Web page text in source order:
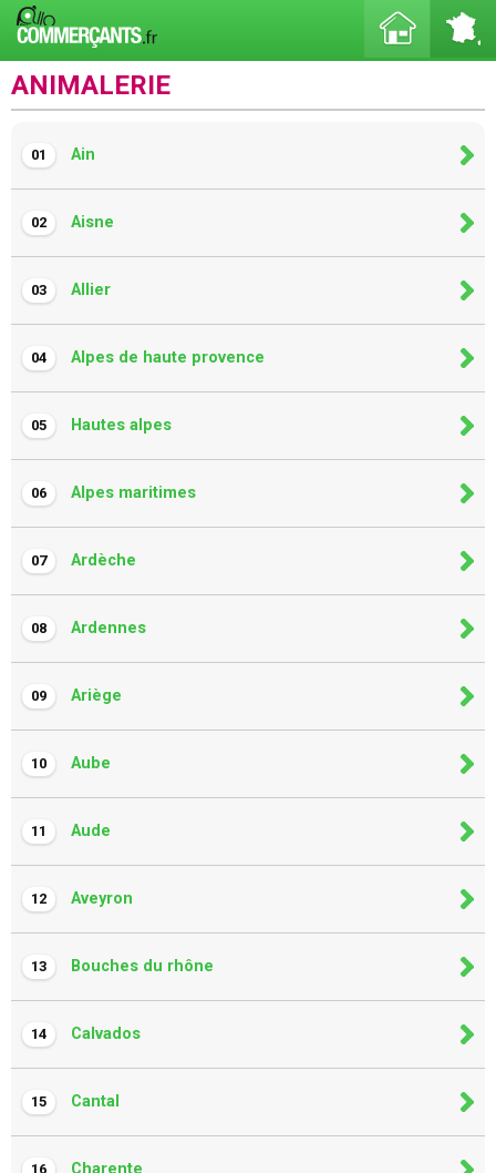
ANIMALERIE
01 Ain
02 Aisne
03 Allier
04 Alpes de haute provence
05 Hautes alpes
06 Alpes maritimes
07 Ardèche
08 Ardennes
09 Ariège
10 Aube
11 Aude
12 Aveyron
13 Bouches du rhône
14 Calvados
15 Cantal
16 Charente